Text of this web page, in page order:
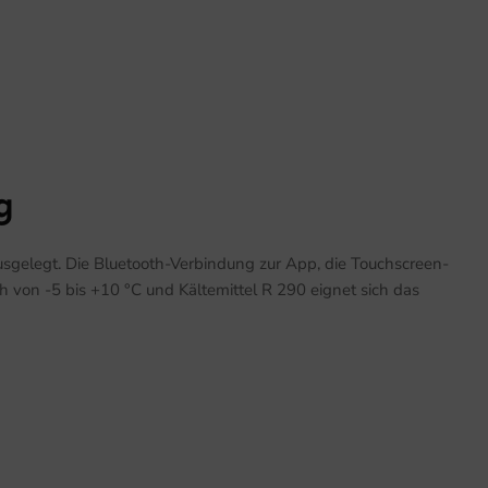
Die Bluetooth-Verbindung zur App, die Touchscreen-
-5 bis +10 °C und Kältemittel R 290 eignet sich das